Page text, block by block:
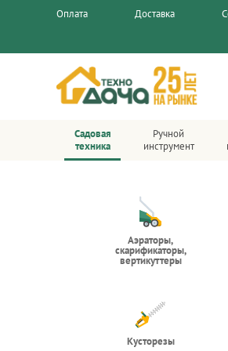
Оплата Доставка
Садовая
техника
Ручной
инструмент
Аэраторы,
скарификаторы,
вертикуттеры
Кусторезы